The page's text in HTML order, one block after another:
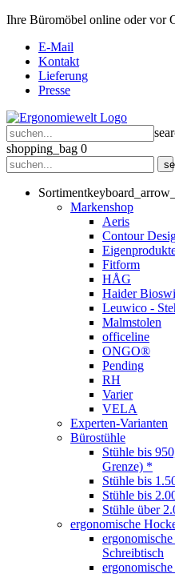
Ihre Büromöbel online oder vor
E-Mail
Kontakt
Lieferung
Presse
shopping_bag 0
Sortiment
Markenshop
Aeris
Contour
Fitform
HÅG
Haider
Leuwico -
Malmstolen
officeline
ONGO®
Pending
RH
Varier
VELA
Experten-Varianten
Bürostühle
Stühle bis
Grenze) *
Stühle bis
Stühle bis
Stühle über
ergonomische
Schreibtisch